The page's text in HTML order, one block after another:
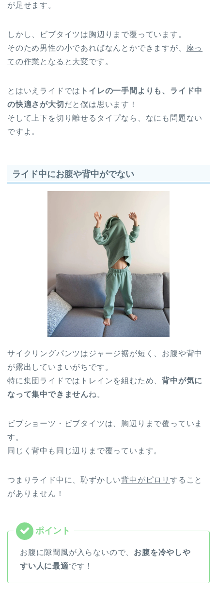
が足せます。
しかし、ビブタイツは胸辺りまで覆っています。
そのため男性の小であればなんとかできますが、
座っ
ての作業となると大変です。
とはいえライドでは トイレの一手間よりも、ライド中
の快適さが大切 だと僕は思います！
そして上下を切り離せるタイプなら、なにも問題ない
ですよ。
ライド中にお腹や背中がでない
サイクリングパンツはジャージ裾が短く、お腹や背中
が露出していまいがちです。
特に集団ライドではトレインを組むため、背中が気に
なって集中できませんね。
ビブショーツ・ビブタイツは、胸辺りまで覆っていま
す。
同じく背中も同じ辺りまで覆っています。
つまりライド中に、恥ずかしい背中がピロリすること
がありません！
お腹に隙間風が入らないので、 お腹を冷やしや
すい人に最適です！